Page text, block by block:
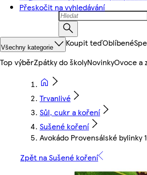
Přeskočit na vyhledávání
Všechny kategorie Koupit teďOblíbené
Top výběrZpátky do školyNovinkyOvoce a
Trvanlivé
Sůl, cukr a koření
Sušené koření
Avokádo Provensálské bylinky
Zpět na Sušené koření